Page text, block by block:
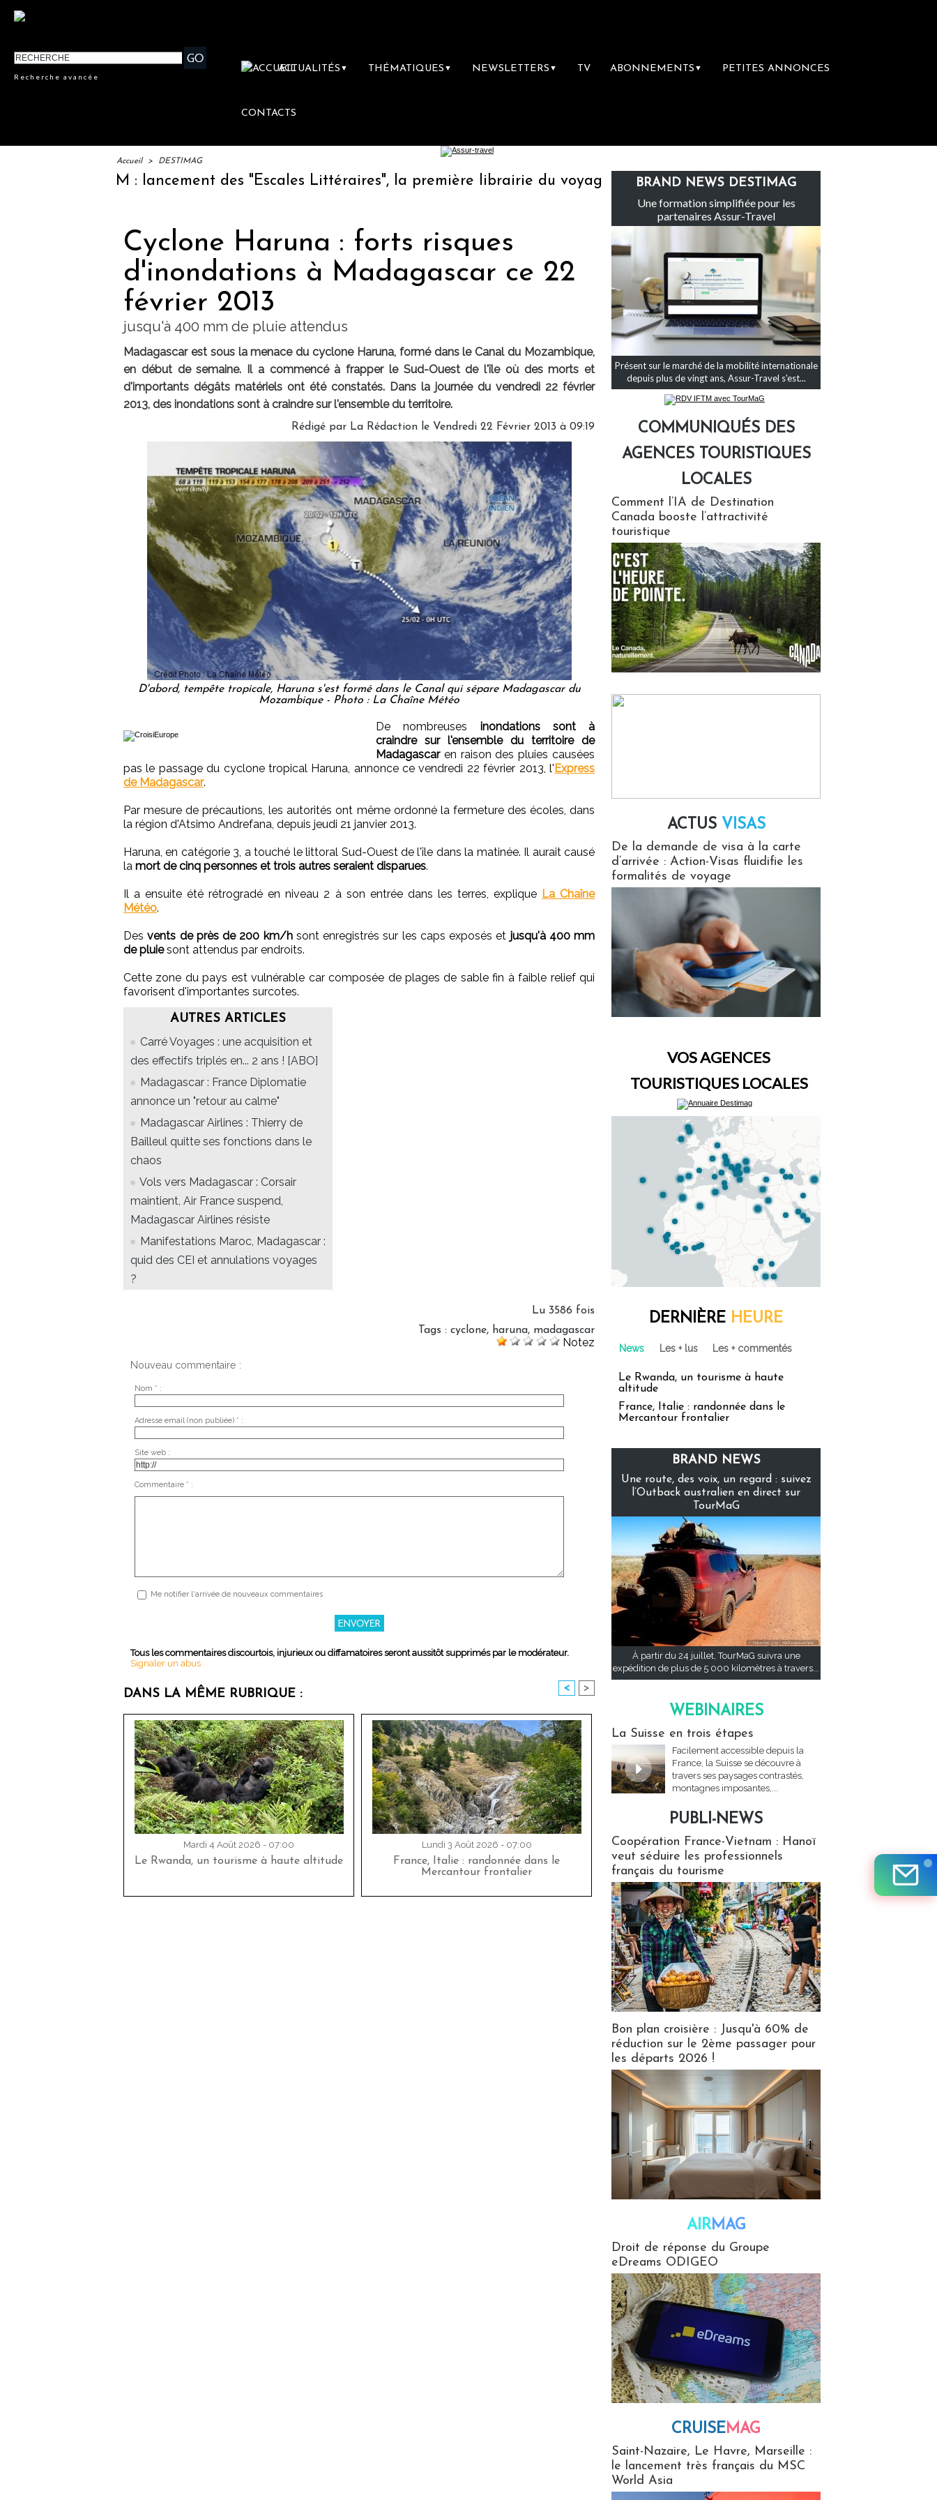
Recherche avancée
ACTUALITÉS ▼ THÉMATIQUES ▼ NEWSLETTERS ▼ TV ABONNEMENTS ▼ PETITES ANNONCES
CONTACTS
Accueil > DESTIMAG
IFTM : lancement des "Escales Littéraires", la première librairie du voyage Le groupe Sainte-Claire rachète Eden Tour
Cyclone Haruna : forts risques
d'inondations à Madagascar ce 22
février 2013
jusqu'à 400 mm de pluie attendus
Madagascar est sous la menace du cyclone Haruna, formé dans le Canal du Mozambique,
en début de semaine. Il a commencé à frapper le Sud-Ouest de l'île où des morts et
d'importants dégâts matériels ont été constatés. Dans la journée du vendredi 22 février
2013, des inondations sont à craindre sur l'ensemble du territoire.
Rédigé par La Rédaction le Vendredi 22 Février 2013 à 09:19
D'abord, tempête tropicale, Haruna s'est formé dans le Canal qui sépare Madagascar du
Mozambique - Photo : La Chaîne Météo
De nombreuses inondations sont à
craindre sur l'ensemble du territoire de
Madagascaren raison des pluies causées
pas le passage du cyclone tropical Haruna, annonce ce vendredi 22 février 2013, l'Express
de Madagascar.
Par mesure de précautions, les autorités ont même ordonné la fermeture des écoles, dans
la région d'Atsimo Andrefana, depuis jeudi 21 janvier 2013.
Haruna, en catégorie 3, a touché le littoral Sud-Ouest de l'île dans la matinée. Il aurait causé
la mort de cinq personnes et trois autres seraient disparues.
Il a ensuite été rétrogradé en niveau 2 à son entrée dans les terres, explique La Chaîne
Météo.
Desvents de près de 200 km/hsont enregistrés sur les caps exposés et jusqu'à 400 mm
de pluiesont attendus par endroits.
Cette zone du pays est vulnérable car composée de plages de sable fin à faible relief qui
favorisent d'importantes surcotes.
AUTRES ARTICLES
Carré Voyages : une acquisition et
des effectifs triplés en... 2 ans ! [ABO]
Madagascar : France Diplomatie
annonce un "retour au calme"
Madagascar Airlines : Thierry de
Bailleul quitte ses fonctions dans le
chaos
Vols vers Madagascar : Corsair
maintient, Air France suspend,
Madagascar Airlines résiste
Manifestations Maroc, Madagascar :
quid des CEI et annulations voyages
?
Lu 3586 fois
Tags : cyclone, haruna, madagascar
Notez
Nouveau commentaire :
Nom * :
Adresse email (non publiée) * :
Site web :
Commentaire * :
Me notifier l'arrivée de nouveaux commentaires
Tous les commentaires discourtois, injurieux ou diffamatoires seront aussitôt supprimés par le modérateur.
Signaler un abus
DANS LA MÊME RUBRIQUE : < >
Mardi 4 Août 2026 - 07:00
Le Rwanda, un tourisme à haute altitude
Lundi 3 Août 2026 - 07:00
France, Italie : randonnée dans le
Mercantour frontalier
BRAND NEWS DESTIMAG
Une formation simplifiée pour les
partenaires Assur-Travel
Présent sur le marché de la mobilité internationale
depuis plus de vingt ans, Assur-Travel s'est...
COMMUNIQUÉS DES
AGENCES TOURISTIQUES
LOCALES
Comment l’IA de Destination
Canada booste l’attractivité
touristique
ACTUS VISAS
De la demande de visa à la carte
d’arrivée : Action-Visas fluidifie les
formalités de voyage
VOS AGENCES
TOURISTIQUES LOCALES
DERNIÈRE HEURE
News Les + lus Les + commentés
Le Rwanda, un tourisme à haute
altitude
France, Italie : randonnée dans le
Mercantour frontalier
BRAND NEWS
Une route, des voix, un regard : suivez
l’Outback australien en direct sur
TourMaG
À partir du 24 juillet, TourMaG suivra une
expédition de plus de 5 000 kilomètres à travers...
WEBINAIRES
La Suisse en trois étapes
Facilement accessible depuis la
France, la Suisse se découvre à
travers ses paysages contrastés,
montagnes imposantes,...
PUBLI-NEWS
Coopération France-Vietnam : Hanoï
veut séduire les professionnels
français du tourisme
Bon plan croisière : Jusqu'à 60% de
réduction sur le 2ème passager pour
les départs 2026 !
AIRMAG
Droit de réponse du Groupe
eDreams ODIGEO
CRUISEMAG
Saint-Nazaire, Le Havre, Marseille :
le lancement très français du MSC
World Asia